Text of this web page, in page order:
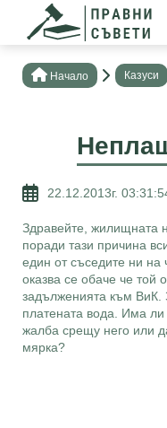
Нaчало Казуси
22.12.2013г.
Здравейте, жилищната
поради тази причина
един от съседите ни на
оказва се обаче че той
задълженията към ВиК.
платената вода. Има ли
жалба срещу него или
мярка?